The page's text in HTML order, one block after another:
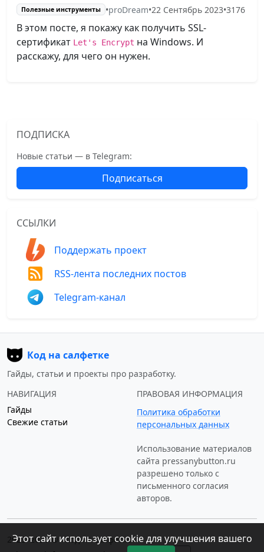
Полезные инструменты •proDream•22 Сентябрь 2023•3176
В этом посте, я покажу как получить SSL-
сертификат Let's Encrypt на Windows. И
расскажу, для чего он нужен.
ПОДПИСКА
Новые статьи — в Telegram:
Подписаться
ССЫЛКИ
Поддержать проект
RSS-лента последних постов
Telegram-канал
Код на салфетке
Гайды, статьи и проекты про разработку.
НАВИГАЦИЯ
Гайды
Свежие статьи
ПРАВОВАЯ ИНФОРМАЦИЯ
Политика обработки
персональных данных
Использование материалов
сайта pressanybutton.ru
разрешено только c
письменного согласия
авторов.
2023–2026 © «Код на салфетке»
Этот сайт использует cookie для улучшения вашего